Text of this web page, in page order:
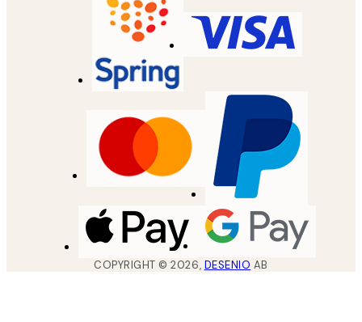
COPYRIGHT ©2026, DESENIO AB